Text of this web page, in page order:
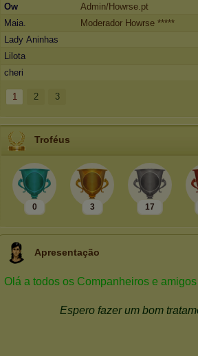
Ow
Admin/Howrse.pt
Maia.
Moderador Howrse *****
Lady Aninhas
Lilota
cheri
1 2 3
Troféus
0 3 17
Apresentação